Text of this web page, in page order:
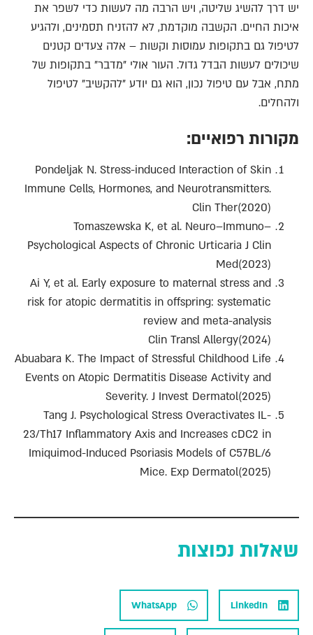
יש דרך להשיג שליטה, ויש הרבה מה לעשות כדי לשפר את
איכות החיים. הקשבה מוקדמת, לא להזניח תסמינים, ולהגיע
לטיפול גם בתקופות עמוסות וקשות – אלה צעדים קטנים
שיכולים לעשות הבדל גדול. העור אולי "מדבר" בתקופות של
מתח, אבל עם טיפול נכון, הוא גם יודע "להקשיב" לטיפול
ולהחלים.
מקורות רפואיים:
Pondeljak N. Stress-induced Interaction of Skin
Immune Cells, Hormones, and Neurotransmitters.
Clin Ther(2020)
Tomaszewska K, et al. Neuro–Immuno–
Psychological Aspects of Chronic Urticaria J Clin
Med(2023)
Ai Y, et al. Early exposure to maternal stress and
risk for atopic dermatitis in offspring: systematic
review and meta-analysis
Clin Transl Allergy(2024)
Abuabara K. The Impact of Stressful Childhood Life
Events on Atopic Dermatitis Disease Activity and
Severity. J Invest Dermatol(2025)
Tang J. Psychological Stress Overactivates IL-
23/Th17 Inflammatory Axis and Increases cDC2 in
Imiquimod-Induced Psoriasis Models of C57BL/6
Mice. Exp Dermatol(2025)
שאלות נפוצות
LinkedIn
WhatsApp